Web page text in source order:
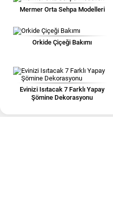
Mermer Orta Sehpa Modelleri
Orkide Çiçeği Bakımı
Evinizi Isıtacak 7 Farklı Yapay
Şömine Dekorasyonu